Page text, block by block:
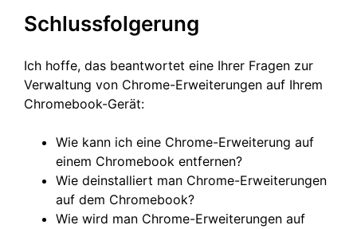
Schlussfolgerung
Ich hoffe, das beantwortet eine Ihrer Fragen zur
Verwaltung von Chrome-Erweiterungen auf Ihrem
Chromebook-Gerät:
Wie kann ich eine Chrome-Erweiterung auf
einem Chromebook entfernen?
Wie deinstalliert man Chrome-Erweiterungen
auf dem Chromebook?
Wie wird man Chrome-Erweiterungen auf